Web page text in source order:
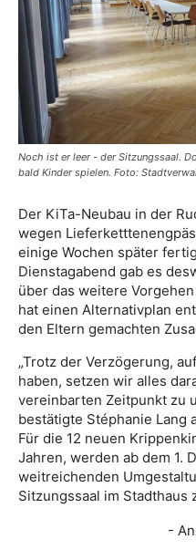
Noch ist er leer - der Sitzungssaal.
bald Kinder spielen. Foto:
Der KiTa-Neubau in der
wegen
einige Wochen später
Dienstagabend gab es
über das weitere
hat einen Alternativplan
den Eltern gemachten
„Trotz der Verzögerung,
haben, setzen wir alles
vereinbarten Zeitpunkt zu
bestätigte Stéphanie Lang
Für die 12 neuen
Jahren, werden ab dem 1.
weitreichenden
Sitzungssaal im
-